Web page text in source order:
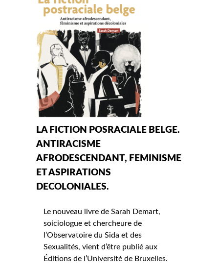
LA FICTION POSRACIALE BELGE.
ANTIRACISME
AFRODESCENDANT, FEMINISME
ET ASPIRATIONS
DECOLONIALES.
Le nouveau livre de Sarah Demart,
soiciologue et chercheure de
l’Observatoire du Sida et des
Sexualités, vient d’être publié aux
Éditions de l’Université de Bruxelles.